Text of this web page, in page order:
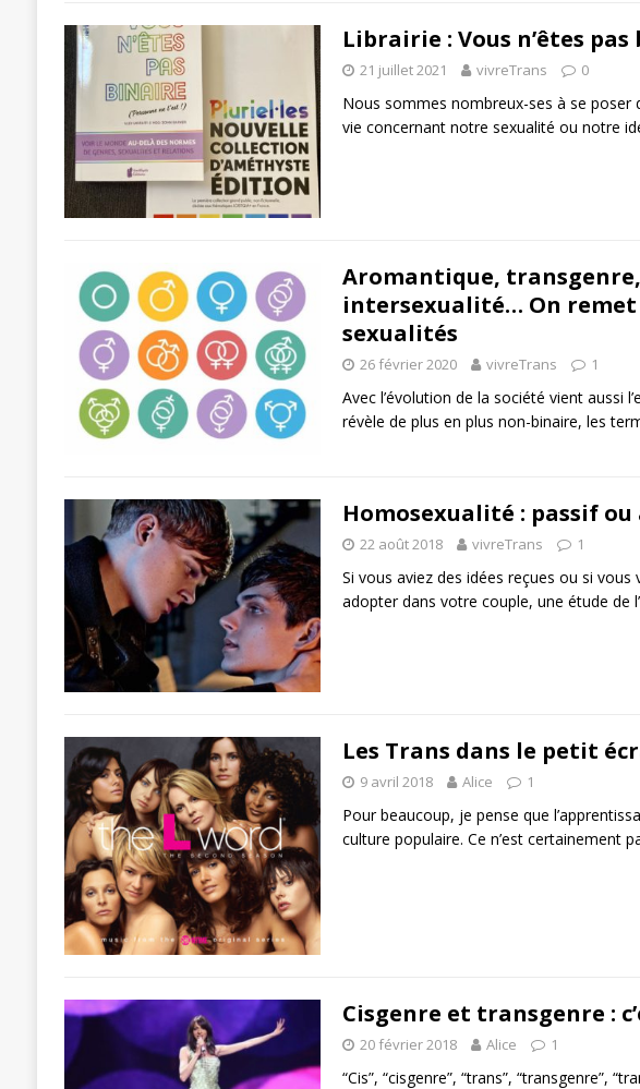
Librairie : Vous n’êtes
21 juillet 2021 vivreTrans 0
Nous sommes nombreux-ses à se poser
vie concernant notre sexualité ou notre
Aromantique,
intersexualité… On
sexualités
26 février 2020 vivreTrans 1
Avec l’évolution de la société vient aussi
révèle de plus en plus non-binaire, les
Homosexualité : passif
22 août 2018 vivreTrans 1
Si vous aviez des idées reçues ou si
adopter dans votre couple, une étude de
Les Trans dans le petit
9 avril 2018 Alice 1
Pour beaucoup, je pense que
culture populaire. Ce n’est certainement
Cisgenre et transgenre :
20 février 2018 Alice 1
“Cis”, “cisgenre”, “trans”, “transgenre”,